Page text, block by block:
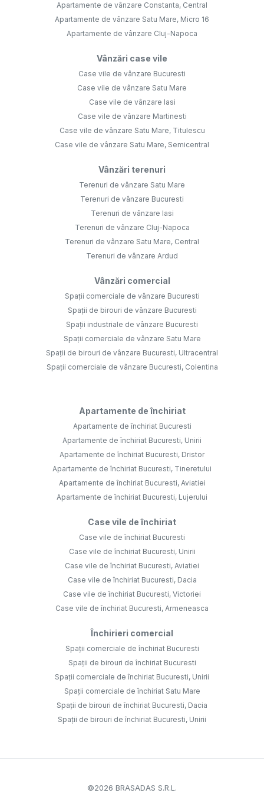
Apartamente de vânzare Constanta, Central
Apartamente de vânzare Satu Mare, Micro 16
Apartamente de vânzare Cluj-Napoca
Vânzări case vile
Case vile de vânzare Bucuresti
Case vile de vânzare Satu Mare
Case vile de vânzare Iasi
Case vile de vânzare Martinesti
Case vile de vânzare Satu Mare, Titulescu
Case vile de vânzare Satu Mare, Semicentral
Vânzări terenuri
Terenuri de vânzare Satu Mare
Terenuri de vânzare Bucuresti
Terenuri de vânzare Iasi
Terenuri de vânzare Cluj-Napoca
Terenuri de vânzare Satu Mare, Central
Terenuri de vânzare Ardud
Vânzări comercial
Spații comerciale de vânzare Bucuresti
Spații de birouri de vânzare Bucuresti
Spații industriale de vânzare Bucuresti
Spații comerciale de vânzare Satu Mare
Spații de birouri de vânzare Bucuresti, Ultracentral
Spații comerciale de vânzare Bucuresti, Colentina
Apartamente de închiriat
Apartamente de închiriat Bucuresti
Apartamente de închiriat Bucuresti, Unirii
Apartamente de închiriat Bucuresti, Dristor
Apartamente de închiriat Bucuresti, Tineretului
Apartamente de închiriat Bucuresti, Aviatiei
Apartamente de închiriat Bucuresti, Lujerului
Case vile de închiriat
Case vile de închiriat Bucuresti
Case vile de închiriat Bucuresti, Unirii
Case vile de închiriat Bucuresti, Aviatiei
Case vile de închiriat Bucuresti, Dacia
Case vile de închiriat Bucuresti, Victoriei
Case vile de închiriat Bucuresti, Armeneasca
Închirieri comercial
Spații comerciale de închiriat Bucuresti
Spații de birouri de închiriat Bucuresti
Spații comerciale de închiriat Bucuresti, Unirii
Spații comerciale de închiriat Satu Mare
Spații de birouri de închiriat Bucuresti, Dacia
Spații de birouri de închiriat Bucuresti, Unirii
©2026 BRASADAS S.R.L.